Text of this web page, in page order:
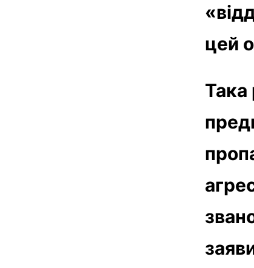
цей
Така